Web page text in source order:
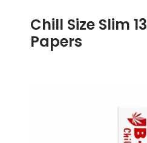
Chill Size Slim
Papers